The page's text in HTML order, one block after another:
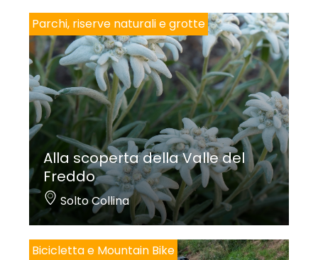
Parchi, riserve naturali e grotte
Alla scoperta della Valle del
Freddo
Solto Collina
Bicicletta e Mountain Bike